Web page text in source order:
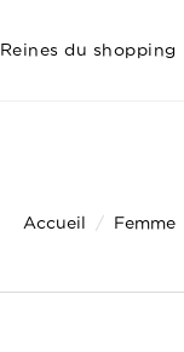
Reines du shopping
Accueil Femme